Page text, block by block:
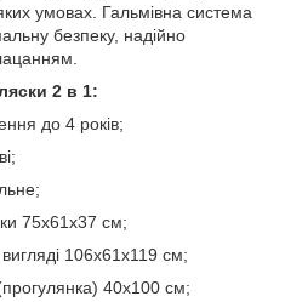
умовах. Гальмівна система
безпеку, надійно
2 в 1:
до 4 років;
75х61х37 см;
106х61х119 см;
40х100 см;